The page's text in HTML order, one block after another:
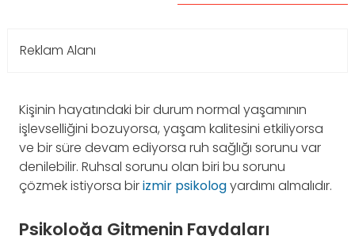
Reklam Alanı
Kişinin hayatındaki bir durum normal yaşamının
işlevselliğini bozuyorsa, yaşam kalitesini etkiliyorsa
ve bir süre devam ediyorsa ruh sağlığı sorunu var
denilebilir. Ruhsal sorunu olan biri bu sorunu
çözmek istiyorsa birizmir psikologyardımı almalıdır.
Psikoloğa Gitmenin Faydaları